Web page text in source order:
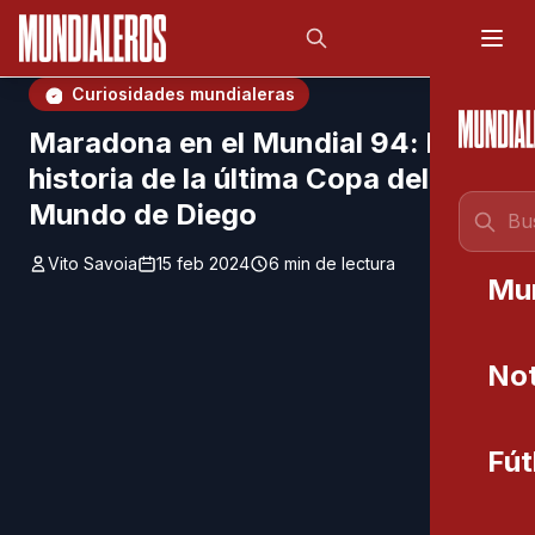
Saltar al contenido principal
Curiosidades mundialeras
Maradona en el Mundial 94: la
historia de la última Copa del
Mundo de Diego
Vito Savoia 15 feb 2024 6 min de lectura